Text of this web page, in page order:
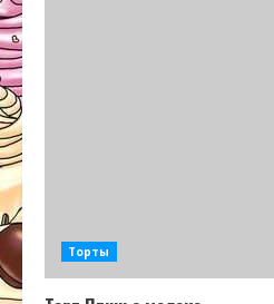
Торты